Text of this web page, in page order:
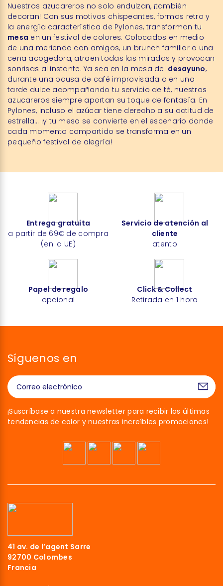
Nuestros azucareros no solo endulzan, ¡también
decoran! Con sus motivos chispeantes, formas retro y
la energía característica de Pylones, transforman tu
mesa en un festival de colores. Colocados en medio
de una merienda con amigos, un brunch familiar o una
cena acogedora, atraen todas las miradas y provocan
sonrisas al instante. Ya sea en la mesa del desayuno,
durante una pausa de café improvisada o en una
tarde dulce acompañando tu servicio de té, nuestros
azucareros siempre aportan su toque de fantasía. En
Pylones, incluso el azúcar tiene derecho a su actitud de
estrella… ¡y tu mesa se convierte en el escenario donde
cada momento compartido se transforma en un
pequeño festival de alegría!
Entrega gratuita
a partir de 69€ de compra
(en la UE)
Servicio de atención al
cliente
atento
Papel de regalo
opcional
Click & Collect
Retirada en 1 hora
Síguenos en
¡Suscríbase a nuestra newsletter para recibir las últimas
tendencias de color y nuestras increíbles promociones!
41 av. de l’agent Sarre
92700 Colombes
Francia